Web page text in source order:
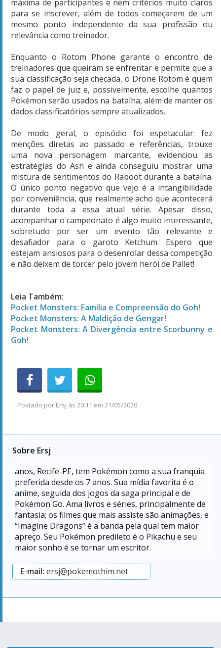
máxima de participantes e nem critérios muito claros
para se inscrever, além de todos começarem de um
mesmo ponto independente da sua profissão ou
relevância como treinador.
Enquanto o Rotom Phone garante o encontro de
treinadores que queiram se enfrentar e permite que a
sua classificação seja checada, o Drone Rotom é quem
faz o papel de juiz e, possivelmente, escolhe quantos
Pokémon serão usados na batalha, além de manter os
dados classificatórios sempre atualizados.
De modo geral, o episódio foi espetacular: fez
menções diretas ao passado e referências, trouxe
uma nova personagem marcante, evidenciou as
estratégias do Ash e ainda conseguiu mostrar uma
mistura de sentimentos do Raboot durante a batalha.
O único ponto negativo que vejo é a intangibilidade
por conveniência, que realmente acho que acontecerá
durante toda a essa atual série. Apesar disso,
acompanhar o campeonato é algo muito interessante,
sobretudo por ser um evento tão relevante e
desafiador para o garoto Ketchum. Espero que
estejam ansiosos para o desenrolar dessa competição
e não deixem de torcer pelo jovem herói de Pallet!
Leia Também:
Pocket Monsters: Família e Compreensão do Goh!
Pocket Monsters: A Maldição de Gengar!
Pocket Monsters: A Divergência entre Scorbunny e
Goh!
Postado por Ersj às 20:11 em 21/05/2020
Sobre Ersj
anos, Recife-PE, tem Pokémon como a sua franquia
preferida desde os 7 anos. Sua mídia favorita é o
anime, seguida dos jogos da saga principal e de
Pokémon Go. Ama livros e séries, principalmente de
fantasia; os filmes que mais assiste são animações, e
“Imagine Dragons” é a banda pela qual tem maior
apreço. Seu Pokémon predileto é o Pikachu e seu
maior sonho é se tornar um escritor.
E-mail: ersj@pokemothim.net